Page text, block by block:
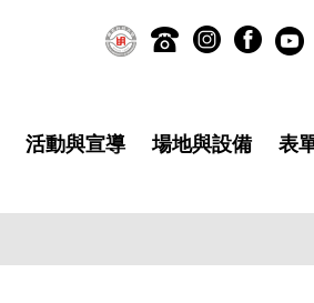
活動與宣導 場地與設備 表